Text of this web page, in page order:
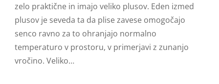
zelo praktične in imajo veliko plusov. Eden izmed
plusov je seveda ta da plise zavese omogočajo
senco ravno za to ohranjajo normalno
temperaturo v prostoru, v primerjavi z zunanjo
vročino. Veliko…